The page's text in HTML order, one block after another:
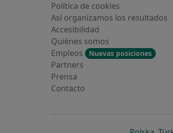
Política de cookies
Así organizamos los resultados
Accesibilidad
Quiénes somos
Empleos
Nuevas posiciones
Partners
Prensa
Contacto